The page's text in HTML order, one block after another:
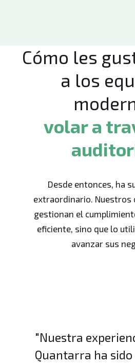
Cómo les
a los
volar a
Desde entonces, ha
extraordinario. Nuestros
gestionan el
eficiente, sino que lo
avanzar sus
"Nuestra
Quantarra ha sido